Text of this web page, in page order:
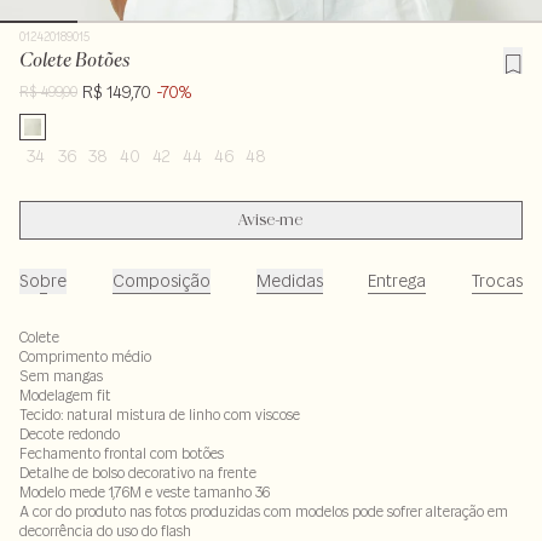
012420189015
Colete Botões
R$ 499,00 R$ 149,70 -70%
34 36 38 40 42 44 46 48
Avise-me
Sobre Composição Medidas Entrega Trocas
Colete
Comprimento médio
Sem mangas
Modelagem fit
Tecido: natural mistura de linho com viscose
Decote redondo
Fechamento frontal com botões
Detalhe de bolso decorativo na frente
Modelo mede 1,76M e veste tamanho 36
A cor do produto nas fotos produzidas com modelos pode sofrer alteração em
decorrência do uso do flash